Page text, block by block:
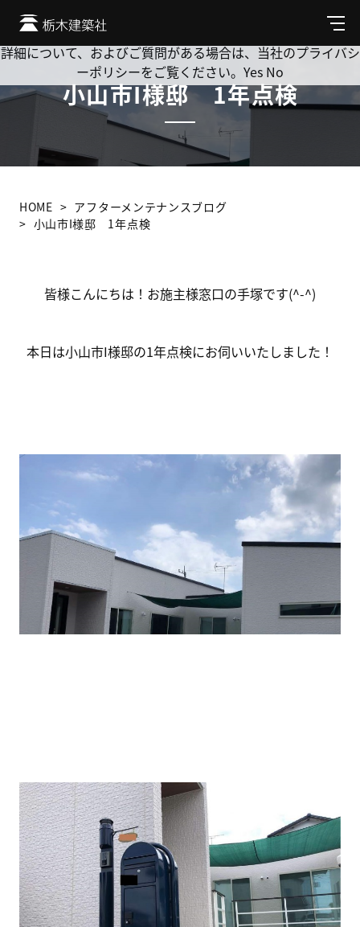
メ
ニ
ュ
小山市I様邸 1年点検
HOME
アフターメンテナンスブログ
小山市I様邸 1年点検
皆様こんにちは！お施主様窓口の手塚です(^-^)
本日は小山市I様邸の1年点検にお伺いいたしました！
Cookie を使用して、お客様の活動を追跡してもよろしいです
か? 当社ではお客様のプライバシーを極めて重視しています。
詳細について、およびご質問がある場合は、当社のプライバシ
ーポリシーをご覧ください。 Yes No